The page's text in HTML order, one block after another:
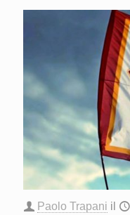
Paolo Trapani il